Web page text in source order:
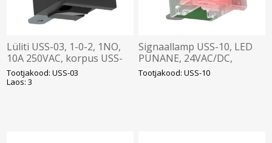
Lüliti USS-03, 1-0-2, 1NO,
10A 250VAC, korpus USS-
ZM-le, Elko
Tootjakood: USS-03
Laos: 3
Signaallamp USS-10, LED
PUNANE, 24VAC/DC,
250VAC, Elko
Tootjakood: USS-10